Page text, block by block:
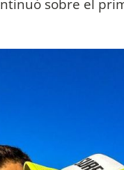
sobre el